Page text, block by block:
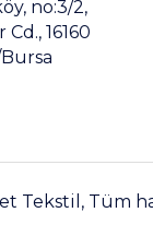
no:3/2,
16160
Tekstil, Tüm